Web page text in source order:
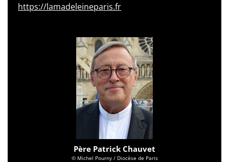
https://lamadeleineparis.fr
Père Patrick Chauvet
© Michel Pourny / Diocèse de Paris